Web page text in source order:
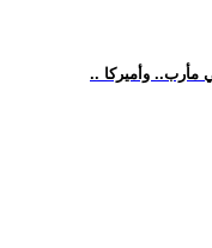
مأرب.. وأميركا